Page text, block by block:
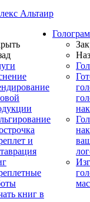
и
книг в